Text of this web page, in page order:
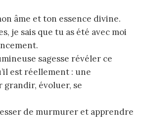
âme et ton essence divine.
je sais que tu as été avec moi
sagesse révéler ce
est réellement : une
évoluer, se
de murmurer et apprendre